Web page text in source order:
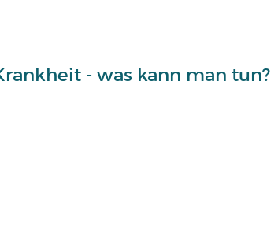
- was kann man tun?